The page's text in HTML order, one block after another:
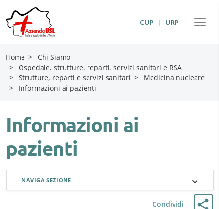
CUP | URP
Home >
Chi Siamo
>
Ospedale, strutture, reparti, servizi sanitari e RSA
> Strutture, reparti e servizi sanitari >
Medicina nucleare
>
Informazioni ai pazienti
Informazioni ai
pazienti
Condividi
NAVIGA SEZIONE